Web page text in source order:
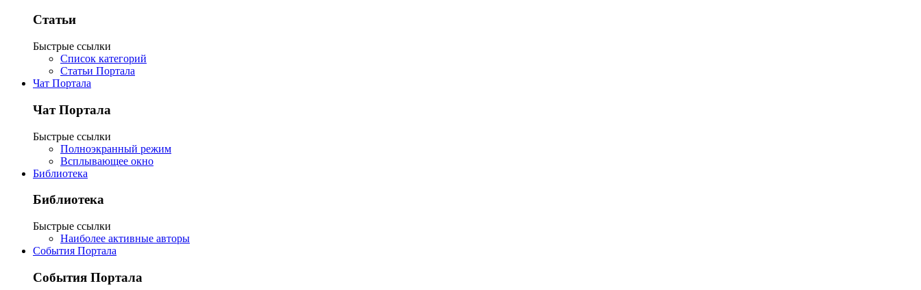
Статьи
Быстрые ссылки
Список категорий
Статьи Портала
Чат Портала
Чат Портала
Быстрые ссылки
Полноэкранный режим
Всплывающее окно
Библиотека
Библиотека
Быстрые ссылки
Наиболее активные авторы
События Портала
События Портала